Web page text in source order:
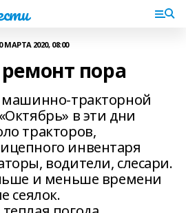
МАРТА 2020, 08:00
пора
машинно-тракторной
в эти дни
тракторов,
инвентаря
водители, слесари.
и меньше времени
сеялок.